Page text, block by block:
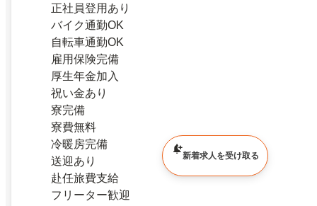
正社員登用あり
バイク通勤OK
自転車通勤OK
雇用保険完備
厚生年金加入
祝い金あり
寮完備
寮費無料
冷暖房完備
送迎あり
赴任旅費支給
フリーター歓迎
新着求人を受け取る